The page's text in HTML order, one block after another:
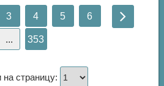
3 4 5 6
... 353
на страницу: